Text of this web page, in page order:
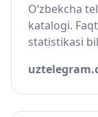
O‘zbekcha
katalogi.
statistikasi